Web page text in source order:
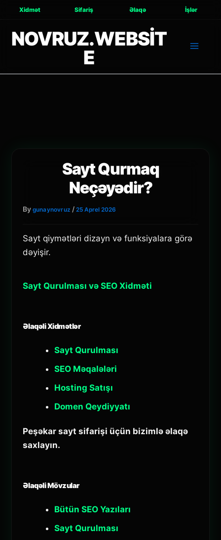
Xidmət Sifariş Əlaqə İşlər
NOVRUZ.WEBSIT
E
Sayt Qurmaq
Neçəyədir?
By gunaynovruz /25 Aprel 2026
Sayt qiymətləri dizayn və funksiyalara görə
dəyişir.
Sayt Qurulması və SEO Xidməti
Əlaqəli Xidmətlər
Sayt Qurulması
SEO Məqalələri
Hosting Satışı
Domen Qeydiyyatı
Peşəkar sayt sifarişi üçün bizimlə əlaqə
saxlayın.
Əlaqəli Mövzular
Bütün SEO Yazıları
Sayt Qurulması